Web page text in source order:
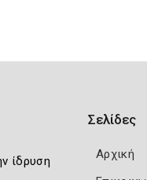
ίδρυση
Σελίδες
Αρχική